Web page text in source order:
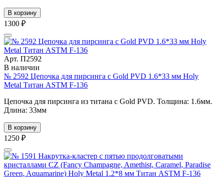
В корзину
1300 ₽
Арт. П2592
В наличии
№ 2592 Цепочка для пирсинга с Gold PVD 1.6*33 мм Holy
Metal Титан ASTM F-136
Цепочка для пирсинга из титана с Gold PVD. Толщина: 1.6мм.
Длина: 33мм
В корзину
1250 ₽